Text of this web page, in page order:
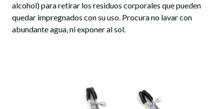
alcohol) para retirar los residuos corporales que pueden
quedar impregnados con su uso. Procura no lavar con
abundante agua, ni exponer al sol.